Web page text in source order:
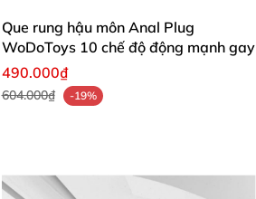
Que rung hậu môn Anal Plug
WoDoToys 10 chế độ động mạnh gay
490.000₫
604.000₫ -19%